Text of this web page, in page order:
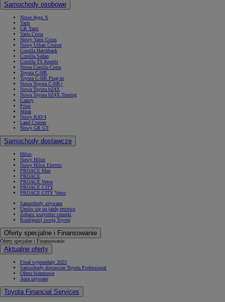
Samochody osobowe
Nowe Aygo X
Yaris
GR Yaris
Yaris Cross
Nowy Yaris Cross
Nowy Urban Cruiser
Corolla Hatchback
Corolla Sedan
Corolla TS Kombi
Nowa Corolla Cross
Toyota C-HR
Toyota C-HR Plug-in
Nowa Toyota C-HR+
Nowa Toyota bZ4X
Nowa Toyota bZ4X Touring
Camry
Prius
Mirai
Nowy RAV4
Land Cruiser
Nowy GR GT
Samochody dostawcze
Hilux
Nowy Hilux
Nowy Hilux Electric
PROACE Max
PROACE
PROACE Verso
PROACE CITY
PROACE CITY Verso
Samochody używane
Umów się na jazdę testową
Zobacz wszystkie cenniki
Konfiguruj swoją Toyotę
Oferty specjalne i Finansowanie
Oferty specjalne i Finansowanie
Aktualne oferty
Finał wyprzedaży 2025
Samochody dostawcze Toyota Professional
Oferta biznesowa
Auta używane
Toyota Financial Services